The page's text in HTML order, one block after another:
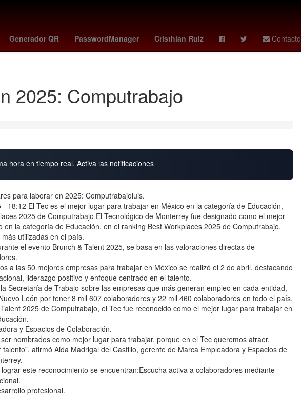
Generador QR PasswordManager Cristhian Ruiz Contacto
greenland cuándo es el día del padre Miércoles
Escuela
cuando juega mexico vs corea del sur
2025: Computrabajo
hora en tiempo real. Activa las notificaciones
para laborar en 2025: Computrabajoluis.
18:12 El Tec es el mejor lugar para trabajar en México en la categoría de Educación,
2025 de Computrabajo El Tecnológico de Monterrey fue designado como el mejor
en la categoría de Educación, en el ranking Best Workplaces 2025 de Computrabajo,
utilizadas en el país.
el evento Brunch & Talent 2025, se basa en las valoraciones directas de
a las 50 mejores empresas para trabajar en México se realizó el 2 de abril, destacando
liderazgo positivo y enfoque centrado en el talento.
Secretaría de Trabajo sobre las empresas que más generan empleo en cada entidad,
León por tener 8 mil 607 colaboradores y 22 mil 460 colaboradores en todo el país.
2025 de Computrabajo, el Tec fue reconocido como el mejor lugar para trabajar en
y Espacios de Colaboración.
nombrados como mejor lugar para trabajar, porque en el Tec queremos atraer,
afirmó Aida Madrigal del Castillo, gerente de Marca Empleadora y Espacios de
este reconocimiento se encuentran:Escucha activa a colaboradores mediante
profesional.